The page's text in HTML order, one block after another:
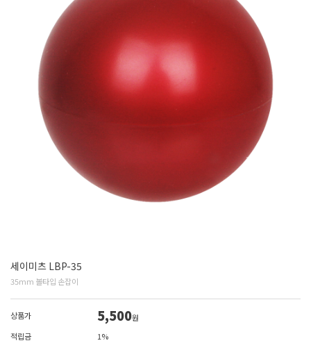
세이미츠 LBP-35
35mm 볼타입 손잡이
상품가 5,500원
적립금
1%